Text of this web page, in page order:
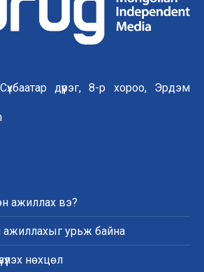
дүүрэг, 8-р хороо, Эрдэм
ажиллах вэ?
ажиллахыг урьж байна
нөхцөл